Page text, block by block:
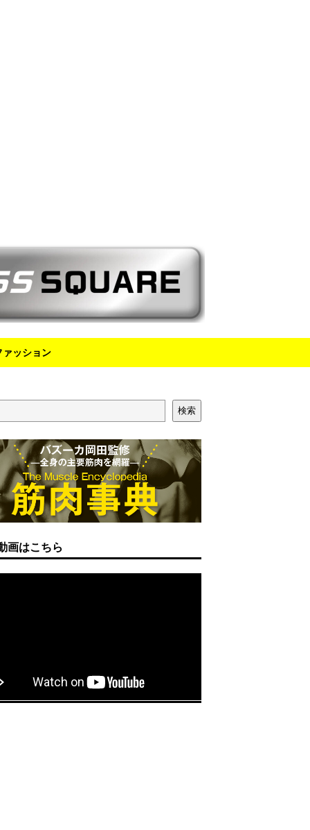
ァッション
検索
画はこちら